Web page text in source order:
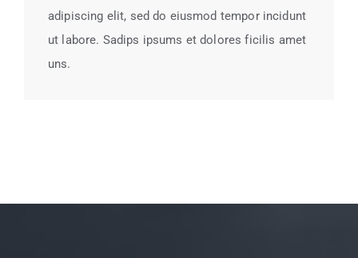
adipiscing elit, sed do eiusmod tempor incidunt
ut labore. Sadips ipsums et dolores ficilis amet
uns.